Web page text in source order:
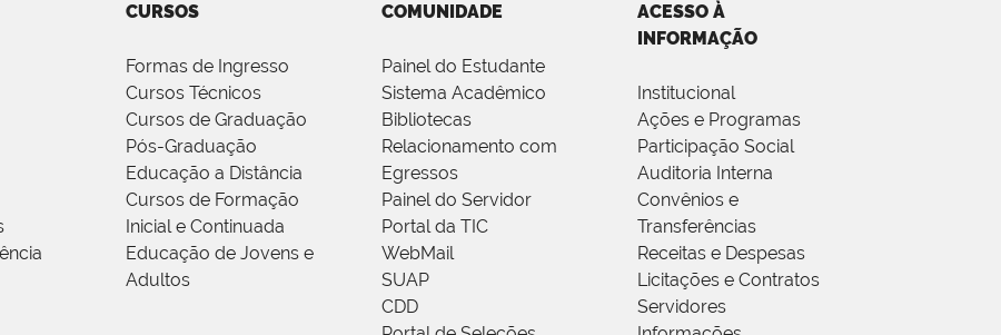
CURSOS
Formas de Ingresso
Cursos Técnicos
Cursos de Graduação
Pós-Graduação
Educação a Distância
Cursos de Formação
Inicial e Continuada
Educação de Jovens e
Adultos
COMUNIDADE
Painel do Estudante
Sistema Acadêmico
Bibliotecas
Relacionamento com
Egressos
Painel do Servidor
Portal da TIC
WebMail
SUAP
CDD
ACESSO À
INFORMAÇÃO
Institucional
Ações e Programas
Participação Social
Auditoria Interna
Convênios e
Transferências
Receitas e Despesas
Licitações e Contratos
Servidores